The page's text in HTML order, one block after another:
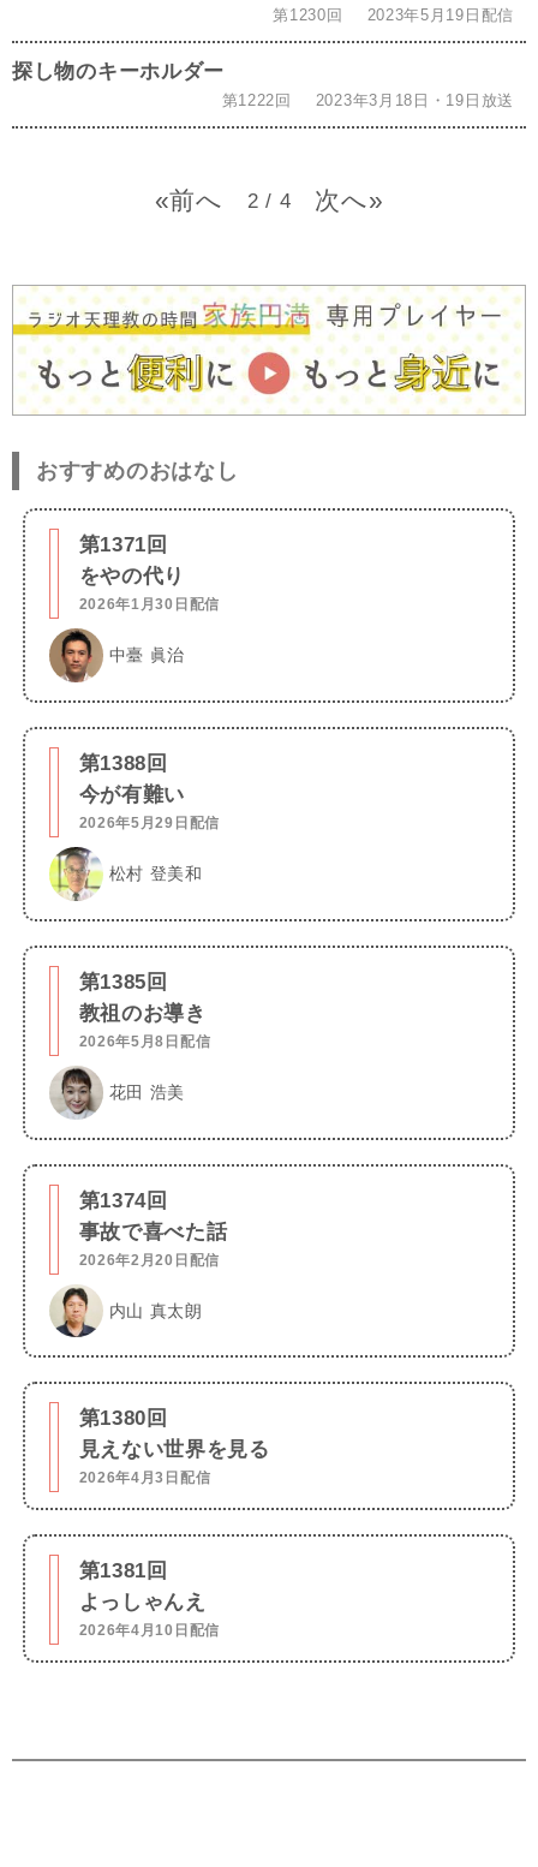
第1230回 2023年5月19日配信
探し物のキーホルダー
第1222回 2023年3月18日・19日放送
2 / 4
« »
おすすめのおはなし
第1371回
をやの代り
2026年1月30日配信
中臺 眞治
第1388回
今が有難い
2026年5月29日配信
松村 登美和
第1385回
教祖のお導き
2026年5月8日配信
花田 浩美
第1374回
事故で喜べた話
2026年2月20日配信
内山 真太朗
第1380回
見えない世界を見る
2026年4月3日配信
第1381回
よっしゃんえ
2026年4月10日配信